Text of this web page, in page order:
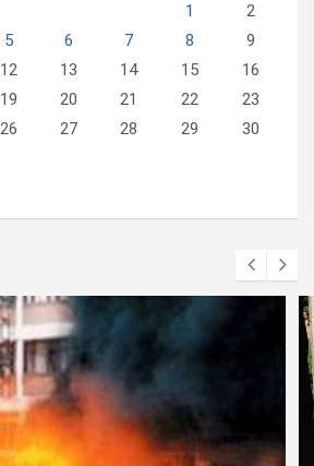
1
2
5 6 7 8
9
12 13 14 15
16
19 20 21 22
23
26 27 28 29
30